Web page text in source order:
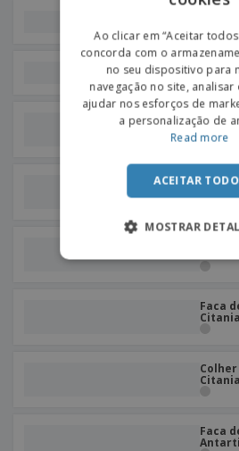
Pinça
Garfo
Citania
Garfo
Faca
Citania
Citania
Faca
Ao clicar em “Aceitar
concorda com o
no seu dispositivo para
navegação no site,
ajudar nos esforços de
a personalização de
Read more
ACEITAR
MOSTRAR